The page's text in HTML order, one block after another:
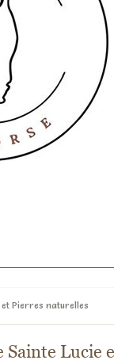
et Pierres naturelles
Sainte Lucie